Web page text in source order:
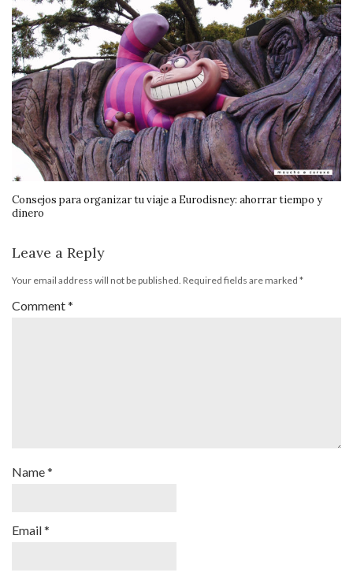
Consejos para organizar tu viaje a Eurodisney: ahorrar tiempo y
dinero
Leave a Reply
Your email address will not be published. Required fields are marked *
Comment*
Name*
Email*